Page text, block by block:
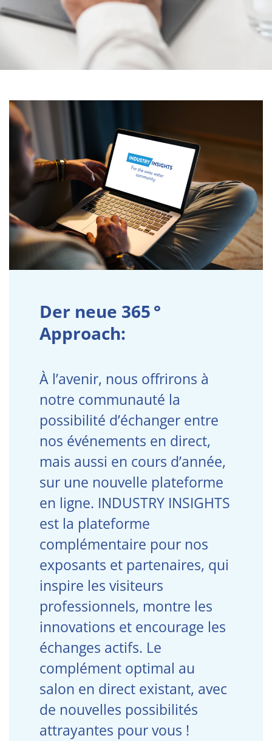
Der neue 365 °
Approach:
À l’avenir, nous offrirons à
notre communauté la
possibilité d’échanger entre
nos événements en direct,
mais aussi en cours d’année,
sur une nouvelle plateforme
en ligne. INDUSTRY INSIGHTS
est la plateforme
complémentaire pour nos
exposants et partenaires, qui
inspire les visiteurs
professionnels, montre les
innovations et encourage les
échanges actifs. Le
complément optimal au
salon en direct existant, avec
de nouvelles possibilités
attrayantes pour vous !